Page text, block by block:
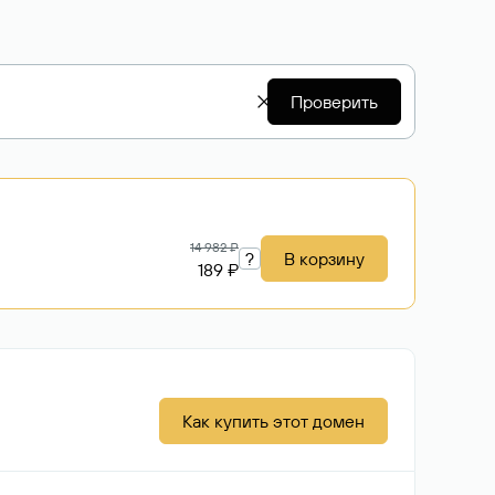
Проверить
14 982 ₽
189 ₽ ? В корзину
Как купить этот домен